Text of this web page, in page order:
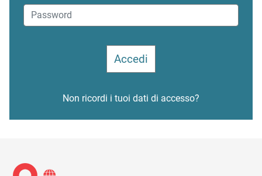
Non ricordi i tuoi dati di accesso?